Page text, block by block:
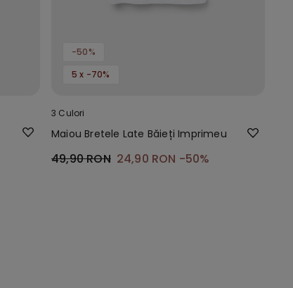
-50%
5 x -70%
3 Culori
Maiou Bretele Late Băieți Imprimeu
49,90 RON 24,90 RON -50%